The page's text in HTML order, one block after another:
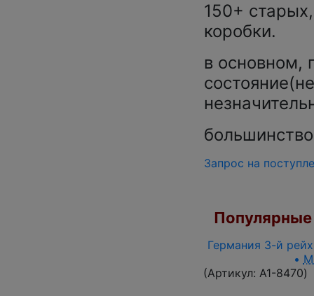
150+
коробки.
в основном,
Запрос на
Германия 3-й
•
(Артикул: A1-8470)